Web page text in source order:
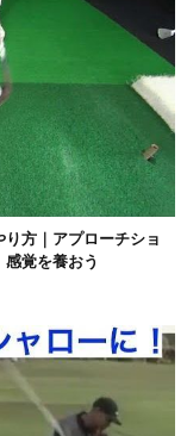
方｜アプローチショ
覚を養おう